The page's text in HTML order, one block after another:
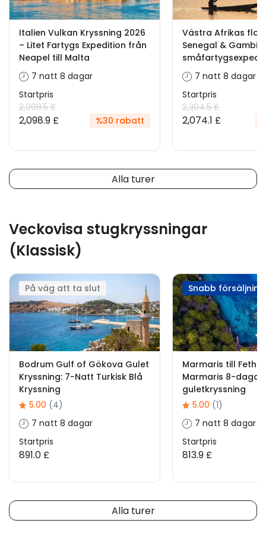
Italien Vulkan Kryssning 2026
– Litet Fartygs Expedition från
Neapel till Malta
7 natt 8 dagar
Startpris
2,998.5 £
2,098.9 £ %30 rabatt
Västra Afrikas
Senegal & Gambia
7 natt 8 dagar
Startpris
2,304.5 £
2,074.1 £
Alla turer
Veckovisa stugkryssningar
(Klassisk)
På väg att ta slut
Bodrum Gulf of Gökova Gulet
Kryssning: 7-Natt Turkisk Blå
Kryssning
5.00 (4)
7 natt 8 dagar
Startpris
891.0 £
Snabb försäljning
Marmaris till
Marmaris 8-
guletkryssning
5.00 (1)
7 natt 8 dagar
Startpris
813.9 £
Alla turer